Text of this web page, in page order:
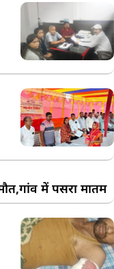
में पसरा मातम